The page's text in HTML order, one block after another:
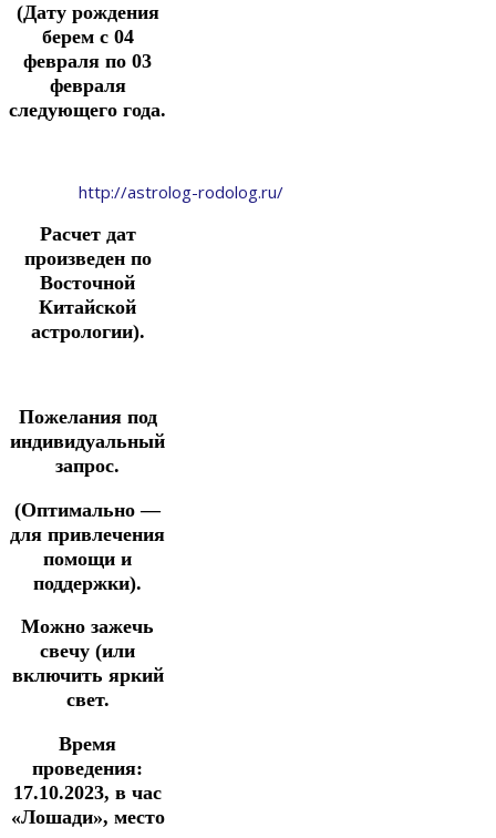
(Дату рождения
берем с 04
февраля по 03
февраля
следующего года.
http://astrolog-rodolog.ru/
Расчет дат
произведен по
Восточной
Китайской
астрологии).
Пожелания под
индивидуальный
запрос.
(Оптимально —
для привлечения
помощи и
поддержки).
Можно зажечь
свечу (или
включить яркий
свет.
Время
проведения:
17.10.2023, в час
«Лошади», место